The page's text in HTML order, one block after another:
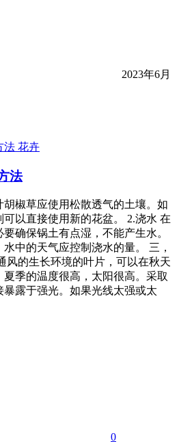
2023年6月
花卉
法
胡椒草应使用松散透气的土壤。如
以直接使用新的花盆。 2.浇水 在
确保锅土有点湿，不能产生水。
中的天气应控制浇水的量。 三，
风的生长环境的叶片，可以在秋天
季的温度很高，太阳很高。采取
暴露于强光。如果光线太强或太
0